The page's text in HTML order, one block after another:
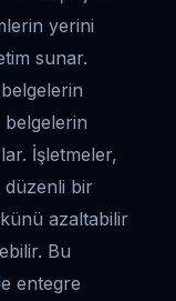
yerini
sunar.
belgelerin
İşletmeler,
düzenli bir
azaltabilir
Bu
entegre